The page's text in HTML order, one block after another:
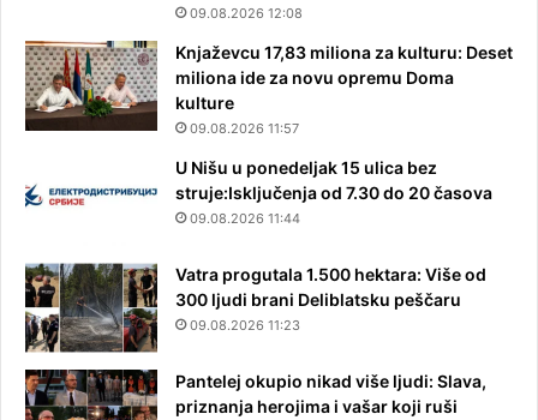
09.08.2026 12:08
Knjaževcu 17,83 miliona za kulturu: Deset
miliona ide za novu opremu Doma
kulture
09.08.2026 11:57
U Nišu u ponedeljak 15 ulica bez
struje:Isključenja od 7.30 do 20 časova
09.08.2026 11:44
Vatra progutala 1.500 hektara: Više od
300 ljudi brani Deliblatsku peščaru
09.08.2026 11:23
Pantelej okupio nikad više ljudi: Slava,
priznanja herojima i vašar koji ruši